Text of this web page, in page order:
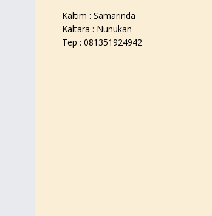
Kaltim : Samarinda
Kaltara : Nunukan
Tep : 081351924942